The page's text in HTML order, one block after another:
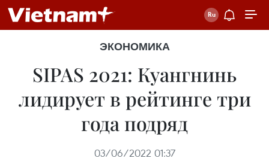
ЭКОНОМИКА
SIPAS 2021: Куангнинь
лидирует в рейтинге три
года подряд
03/06/2022 01:37